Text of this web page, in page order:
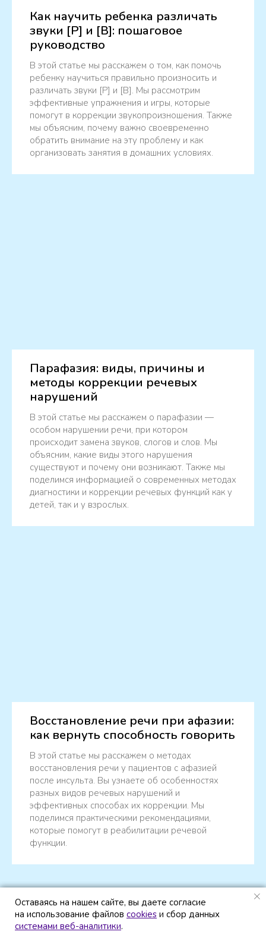
Оставаясь на нашем сайте, вы даете согласие
на использование файлов cookies и сбор данных
системами веб-аналитики.
Оставаясь на нашем сайте, вы даете согласие
на использование файлов cookies и сбор данных
системами веб-аналитики.
Как научить ребенка различать
звуки [Р] и [В]: пошаговое
руководство
В этой статье мы расскажем о том, как помочь
ребенку научиться правильно произносить и
различать звуки [Р] и [В]. Мы рассмотрим
эффективные упражнения и игры, которые
помогут в коррекции звукопроизношения. Также
мы объясним, почему важно своевременно
обратить внимание на эту проблему и как
организовать занятия в домашних условиях.
Парафазия: виды, причины и
методы коррекции речевых
нарушений
В этой статье мы расскажем о парафазии —
особом нарушении речи, при котором
происходит замена звуков, слогов и слов. Мы
объясним, какие виды этого нарушения
существуют и почему они возникают. Также мы
поделимся информацией о современных методах
диагностики и коррекции речевых функций как у
детей, так и у взрослых.
Восстановление речи при афазии:
как вернуть способность говорить
В этой статье мы расскажем о методах
восстановления речи у пациентов с афазией
после инсульта. Вы узнаете об особенностях
разных видов речевых нарушений и
эффективных способах их коррекции. Мы
поделимся практическими рекомендациями,
которые помогут в реабилитации речевой
функции.